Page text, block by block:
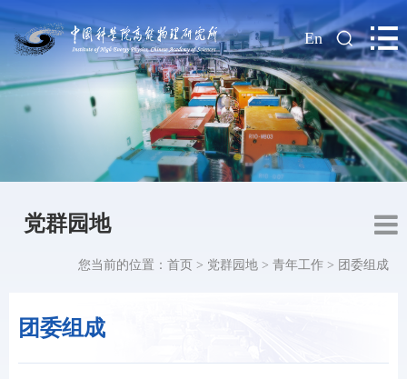
| En
党群园地
团委组成
您当前的位置： 首页 > 党群园地 > 青年工作 > 团委组成